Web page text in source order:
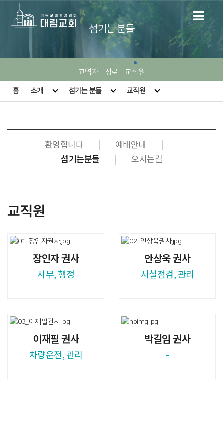
섬기는 분들
교역자 장로 교직원
홈 소개 섬기는 분들 교직원
환영합니다 | 예배안내
|
섬기는분들
| 오시는길
교직원
장인자 권사
사무, 행정
안상욱 권사
시설점검, 관리
이재필 권사
차량운전, 관리
박길임 권사
-